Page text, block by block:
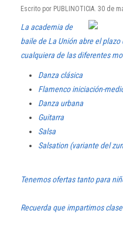
Escrito por PUBLINOTICIA. 30 de
La academia de
baile de La Unión abre el
cualquiera de las diferentes
Danza clásica
Flamenco iniciación-
Danza urbana
Guitarra
Salsa
Salsation (variante del
Tenemos ofertas tanto para
Recuerda que impartimos